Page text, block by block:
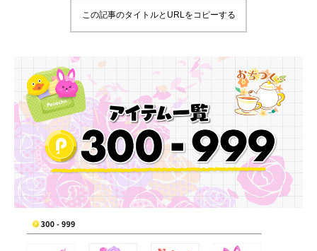
この記事のタイトルとURLをコピーする